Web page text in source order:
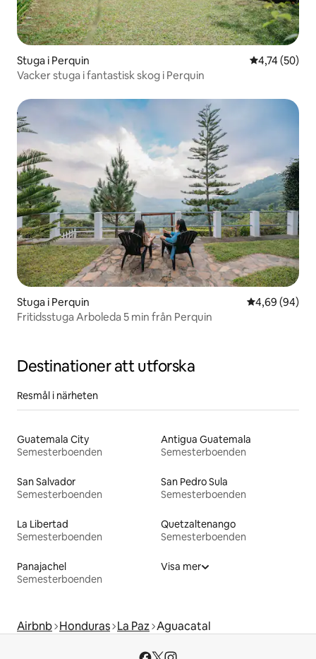
Stuga i Perquin 4,74 av 5 i
4,74 (50)
Vacker stuga i fantastisk skog i Perquin
Stuga i Perquin 4,69 av 5 i
4,69 (94)
Fritidsstuga Arboleda 5 min från Perquin
Destinationer att utforska
Resmål i närheten
Guatemala City
Semesterboenden
Antigua Guatemala
Semesterboenden
San Salvador
Semesterboenden
San Pedro Sula
Semesterboenden
La Libertad
Semesterboenden
Quetzaltenango
Semesterboenden
Panajachel
Semesterboenden
Visa mer
Airbnb Honduras La Paz Aguacatal